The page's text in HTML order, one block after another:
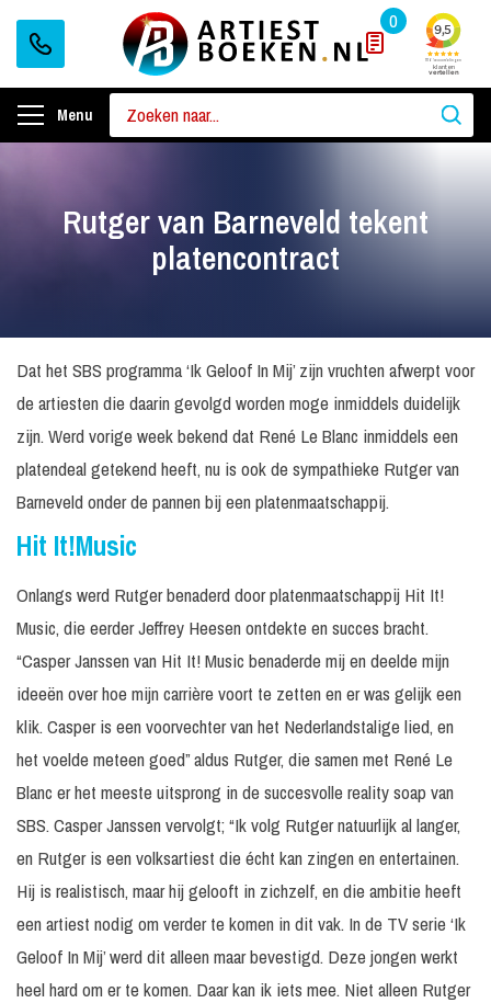
0
Menu
Rutger van Barneveld tekent
platencontract
Dat het SBS programma ‘Ik Geloof In Mij’ zijn vruchten afwerpt voor
de artiesten die daarin gevolgd worden moge inmiddels duidelijk
zijn. Werd vorige week bekend dat René Le Blanc inmiddels een
platendeal getekend heeft, nu is ook de sympathieke Rutger van
Barneveld onder de pannen bij een platenmaatschappij.
Hit It!Music
Onlangs werd Rutger benaderd door platenmaatschappij Hit It!
Music, die eerder Jeffrey Heesen ontdekte en succes bracht.
“Casper Janssen van Hit It! Music benaderde mij en deelde mijn
ideeën over hoe mijn carrière voort te zetten en er was gelijk een
klik. Casper is een voorvechter van het Nederlandstalige lied, en
het voelde meteen goed” aldus Rutger, die samen met René Le
Blanc er het meeste uitsprong in de succesvolle reality soap van
SBS. Casper Janssen vervolgt; “Ik volg Rutger natuurlijk al langer,
en Rutger is een volksartiest die écht kan zingen en entertainen.
Hij is realistisch, maar hij gelooft in zichzelf, en die ambitie heeft
een artiest nodig om verder te komen in dit vak. In de TV serie ‘Ik
Geloof In Mij’ werd dit alleen maar bevestigd. Deze jongen werkt
heel hard om er te komen. Daar kan ik iets mee. Niet alleen Rutger